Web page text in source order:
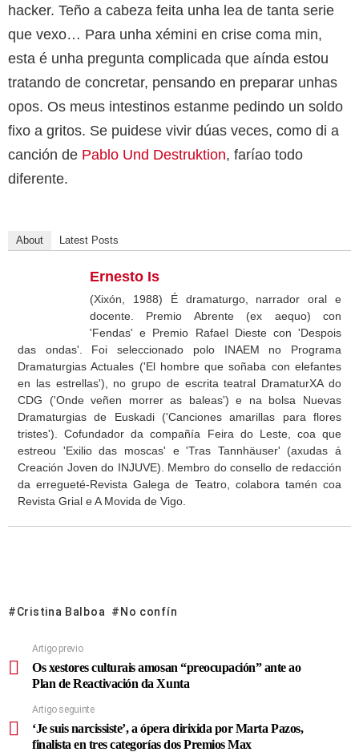
hacker. Teño a cabeza feita unha lea de tanta serie
que vexo… Para unha xémini en crise coma min,
esta é unha pregunta complicada que aínda estou
tratando de concretar, pensando en preparar unhas
opos. Os meus intestinos estanme pedindo un soldo
fixo a gritos. Se puidese vivir dúas veces, como di a
canción de Pablo Und Destruktion, faríao todo
diferente.
About Latest Posts
Ernesto Is
(Xixón, 1988) É dramaturgo, narrador oral e
docente. Premio Abrente (ex aequo) con
'Fendas' e Premio Rafael Dieste con 'Despois
das ondas'. Foi seleccionado polo INAEM no Programa
Dramaturgias Actuales ('El hombre que soñaba con elefantes
en las estrellas'), no grupo de escrita teatral DramaturXA do
CDG ('Onde veñen morrer as baleas') e na bolsa Nuevas
Dramaturgias de Euskadi ('Canciones amarillas para flores
tristes'). Cofundador da compañía Feira do Leste, coa que
estreou 'Exilio das moscas' e 'Tras Tannhäuser' (axudas á
Creación Joven do INJUVE). Membro do consello de redacción
da erregueté-Revista Galega de Teatro, colabora tamén coa
Revista Grial e A Movida de Vigo.
Cristina Balboa No confín
Artigo previo
Os xestores culturais amosan “preocupación” ante ao
Plan de Reactivación da Xunta
Artigo seguinte
‘Je suis narcissiste’, a ópera dirixida por Marta Pazos,
finalista en tres categorías dos Premios Max